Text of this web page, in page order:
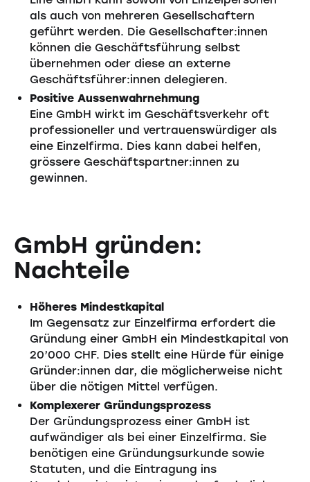
als auch von mehreren Gesellschaftern
geführt werden. Die Gesellschafter:innen
können die Geschäftsführung selbst
übernehmen oder diese an externe
Geschäftsführer:innen delegieren.
Positive Aussenwahrnehmung
Eine GmbH wirkt im Geschäftsverkehr oft
professioneller und vertrauenswürdiger als
eine Einzelfirma. Dies kann dabei helfen,
grössere Geschäftspartner:innen zu
gewinnen.
GmbH gründen:
Nachteile
Höheres Mindestkapital
Im Gegensatz zur Einzelfirma erfordert die
Gründung einer GmbH ein Mindestkapital von
20’000 CHF. Dies stellt eine Hürde für einige
Gründer:innen dar, die möglicherweise nicht
über die nötigen Mittel verfügen.
Komplexerer Gründungsprozess
Der Gründungsprozess einer GmbH ist
aufwändiger als bei einer Einzelfirma. Sie
benötigen eine Gründungsurkunde sowie
Statuten, und die Eintragung ins